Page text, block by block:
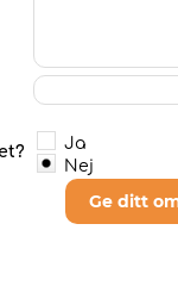
Ja
Nej
Ge ditt